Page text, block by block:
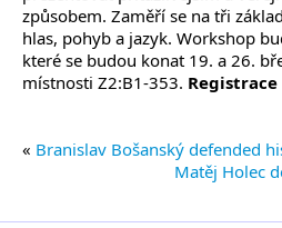
způsobem. Zaměří se na tři
hlas, pohyb a jazyk. Workshop
které se budou konat 19. a 26.
místnosti Z2:B1-353.
« Branislav Bošanský defended
Matěj Holec